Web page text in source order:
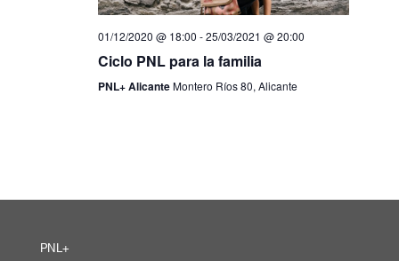
01/12/2020 @ 18:00 -25/03/2021 @ 20:00
Ciclo PNL para la familia
PNL+ AlicanteMontero Ríos 80, Alicante
PNL+